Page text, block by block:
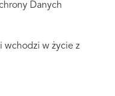
Danych
wchodzi w życie z